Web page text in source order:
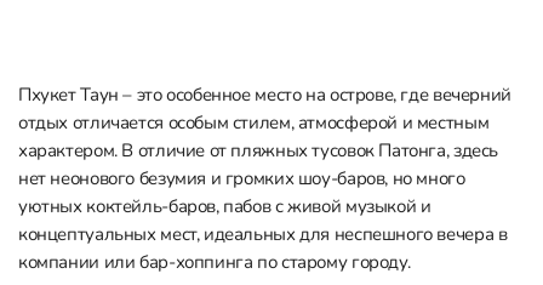
Пхукет Таун – это особенное место на острове, где вечерний
отдых отличается особым стилем, атмосферой и местным
характером. В отличие от пляжных тусовок Патонга, здесь
нет неонового безумия и громких шоу-баров, но много
уютных коктейль-баров, пабов с живой музыкой и
концептуальных мест, идеальных для неспешного вечера в
компании или бар-хоппинга по старому городу.